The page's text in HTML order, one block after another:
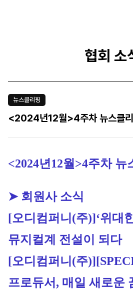
협회 소
뉴스클리핑
<2024년12월>4주차 뉴스클
<2024년12월>4주차 뉴
➤ 회원사 소식
[오디컴퍼니(주)]‘위대
뮤지컬계 전설이 되다
[오디컴퍼니(주)]
프로듀서, 매일 새로운